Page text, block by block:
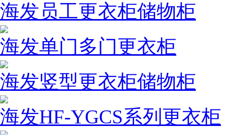
海发员工更衣柜储物柜
海发单门多门更衣柜
海发竖型更衣柜储物柜
海发HF-YGCS系列更衣柜